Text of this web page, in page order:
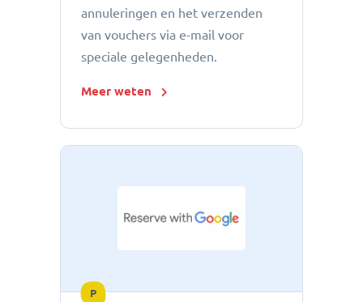
annuleringen en het verzenden
van vouchers via e-mail voor
speciale gelegenheden.
Meer weten
P